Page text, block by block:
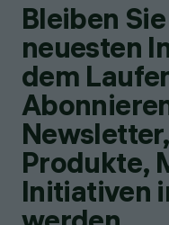
Bleiben
neuesten
dem
Produkte,
Initiativen